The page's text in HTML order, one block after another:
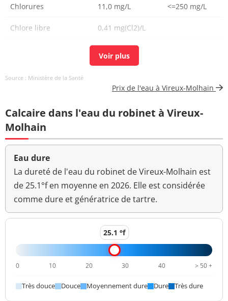
Chlorures 11,0 mg/L <=250 mg/L
Chlore libre 0,41 mg(Cl2)/L
0,45 mg(Cl2)/L
total
anormal
Bactéries coliformes
/100ml-MS
0 n/(100mL) <=0 n/(100mL)
Bact. aér. revivifiables
1 n/mL
à 36°-44h
<1 n/mL
Hydrogénocarbonates 267 mg/L
Magnésium 6,1 mg(Mg)/L
Source : Ministère de la Santé
Prix de l'eau à Vireux-Molhain
Calcaire dans l'eau du robinet à Vireux-
Molhain
Eau dure
La dureté de l'eau du robinet de Vireux-Molhain est
de 25.1°f en moyenne en 2026. Elle est considérée
comme dure et génératrice de tartre.
25.1 °f
0 10 20 30 40 > 50 +
Très douce Douce Moyennement dure Dure Très dure